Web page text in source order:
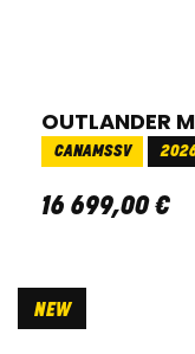
OUTLANDER
CANAMSSV
16 699,00€
NEW